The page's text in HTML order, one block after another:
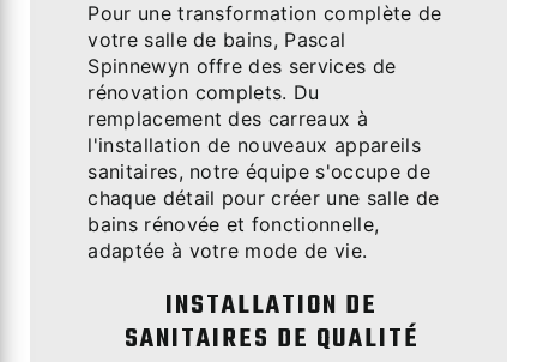
Pour une transformation complète de
votre salle de bains, Pascal
Spinnewyn offre des services de
rénovation complets. Du
remplacement des carreaux à
l'installation de nouveaux appareils
sanitaires, notre équipe s'occupe de
chaque détail pour créer une salle de
bains rénovée et fonctionnelle,
adaptée à votre mode de vie.
INSTALLATION DE
SANITAIRES DE QUALITÉ